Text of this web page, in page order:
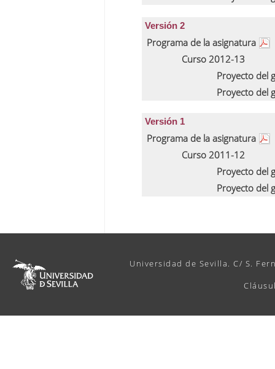
Versión 2
Programa de la asignatura
Curso 2012-13
Proyecto del
Proyecto del
Versión 1
Programa de la asignatura
Curso 2011-12
Proyecto del
Proyecto del
Universidad de Sevilla. C/ S.